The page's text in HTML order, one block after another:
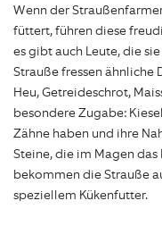
Wenn der
füttert, führen diese
es gibt auch Leute, die
Strauße fressen ähnliche
Heu, Getreideschrot,
besondere Zugabe:
Zähne haben und ihre
Steine, die im Magen
bekommen die Strauße
speziellem Kükenfutter.